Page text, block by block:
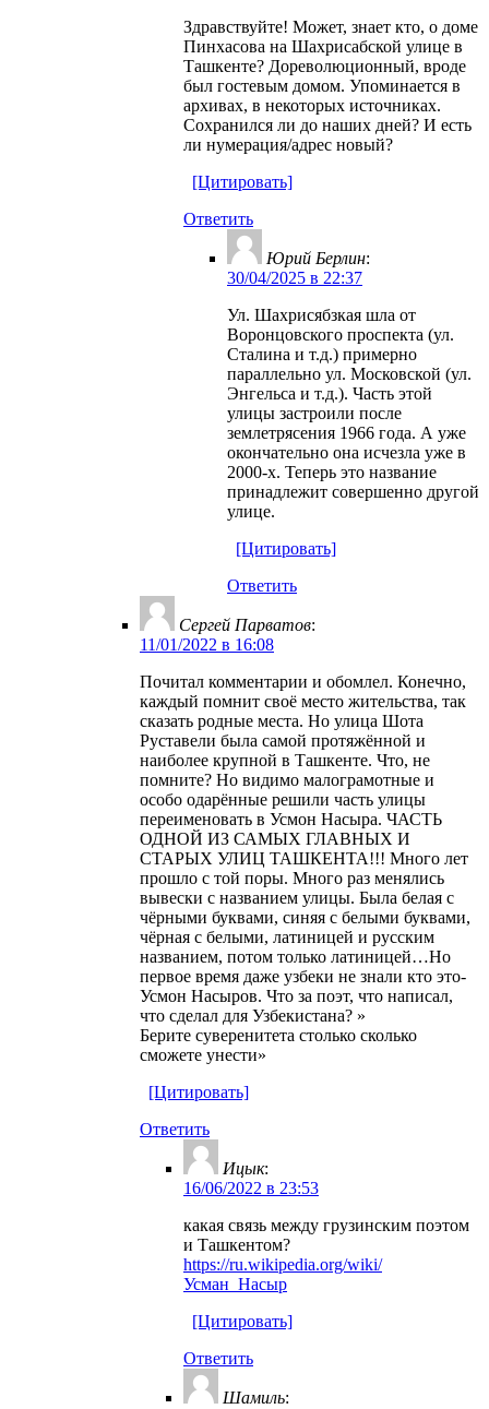
Здравствуйте! Может, знает кто, о доме
Пинхасова на Шахрисабской улице в
Ташкенте? Дореволюционный, вроде
был гостевым домом. Упоминается в
архивах, в некоторых источниках.
Сохранился ли до наших дней? И есть
ли нумерация/адрес новый?
[Цитировать]
Ответить
Юрий Берлин:
30/04/2025 в 22:37
Ул. Шахрисябзкая шла от
Воронцовского проспекта (ул.
Сталина и т.д.) примерно
параллельно ул. Московской (ул.
Энгельса и т.д.). Часть этой
улицы застроили после
землетрясения 1966 года. А уже
окончательно она исчезла уже в
2000-х. Теперь это название
принадлежит совершенно другой
улице.
[Цитировать]
Ответить
Сергей Парватов:
11/01/2022 в 16:08
Почитал комментарии и обомлел. Конечно,
каждый помнит своё место жительства, так
сказать родные места. Но улица Шота
Руставели была самой протяжённой и
наиболее крупной в Ташкенте. Что, не
помните? Но видимо малограмотные и
особо одарённые решили часть улицы
переименовать в Усмон Насыра. ЧАСТЬ
ОДНОЙ ИЗ САМЫХ ГЛАВНЫХ И
СТАРЫХ УЛИЦ ТАШКЕНТА!!! Много лет
прошло с той поры. Много раз менялись
вывески с названием улицы. Была белая с
чёрными буквами, синяя с белыми буквами,
чёрная с белыми, латиницей и русским
названием, потом только латиницей…Но
первое время даже узбеки не знали кто это-
Усмон Насыров. Что за поэт, что написал,
что сделал для Узбекистана? »
Берите суверенитета столько сколько
сможете унести»
[Цитировать]
Ответить
Ицык:
16/06/2022 в 23:53
какая связь между грузинским поэтом
и Ташкентом?
https://ru.wikipedia.org/wiki/
Усман_Насыр
[Цитировать]
Ответить
Шамиль: